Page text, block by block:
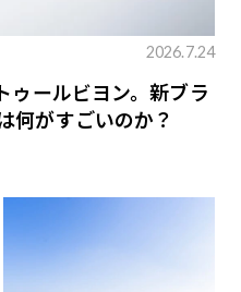
2026.7.24
ゥールビヨン。新ブラ
何がすごいのか？